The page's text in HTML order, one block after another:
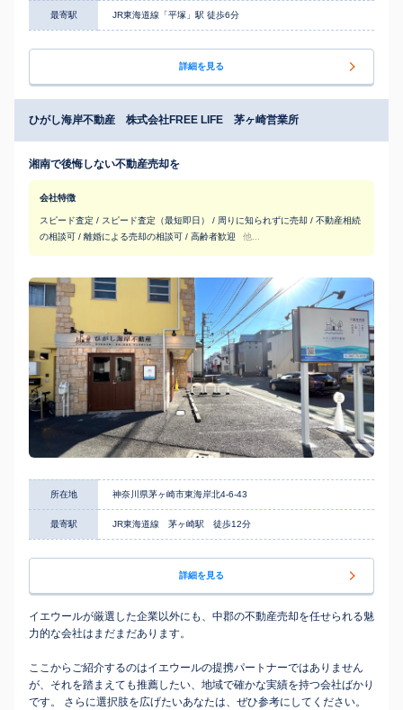
最寄駅 JR東海道線「平塚」駅 徒歩6分
詳細を見る
ひがし海岸不動産 株式会社FREE LIFE 茅ヶ崎営業所
湘南で後悔しない不動産売却を
会社特徴
スピード査定 / スピード査定（最短即日） / 周りに知られずに売却 / 不動産相続
の相談可 / 離婚による売却の相談可 / 高齢者歓迎
他...
所在地 神奈川県茅ヶ崎市東海岸北4-6-43
最寄駅 JR東海道線 茅ヶ崎駅 徒歩12分
詳細を見る
イエウールが厳選した企業以外にも、中郡の不動産売却を任せられる魅
力的な会社はまだまだあります。
ここからご紹介するのはイエウールの提携パートナーではありません
が、それを踏まえても推薦したい、地域で確かな実績を持つ会社ばかり
です。 さらに選択肢を広げたいあなたは、ぜひ参考にしてください。